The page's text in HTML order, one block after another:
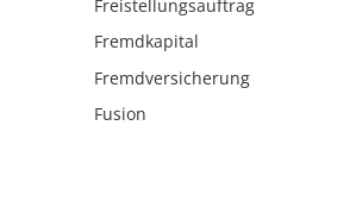
Freistellungsauftrag
Fremdkapital
Fremdversicherung
Fusion